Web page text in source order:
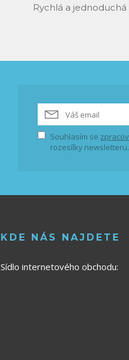
Rychlá a jednoduchá
Souhlasím se
rozesílky newsletteru.
KDE NÁS NAJDETE
Sídlo internetového obchodu: